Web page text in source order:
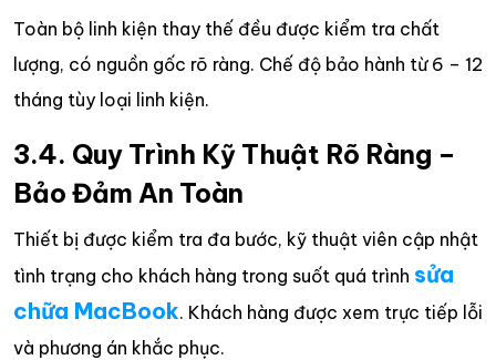
Toàn bộ linh kiện thay thế đều được kiểm tra chất
lượng, có nguồn gốc rõ ràng. Chế độ bảo hành từ 6 – 12
tháng tùy loại linh kiện.
3.4. Quy Trình Kỹ Thuật Rõ Ràng –
Bảo Đảm An Toàn
Thiết bị được kiểm tra đa bước, kỹ thuật viên cập nhật
tình trạng cho khách hàng trong suốt quá trình sửa
chữa MacBook. Khách hàng được xem trực tiếp lỗi
và phương án khắc phục.